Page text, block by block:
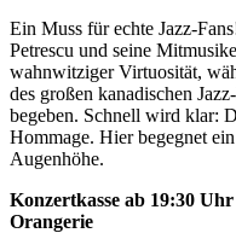
Ein Muss für echte Jazz-
Petrescu und seine
wahnwitziger Virtuosität,
des großen kanadischen
begeben. Schnell wird klar:
Hommage. Hier begegnet
Augenhöhe.
Konzertkasse ab 19:30
Orangerie